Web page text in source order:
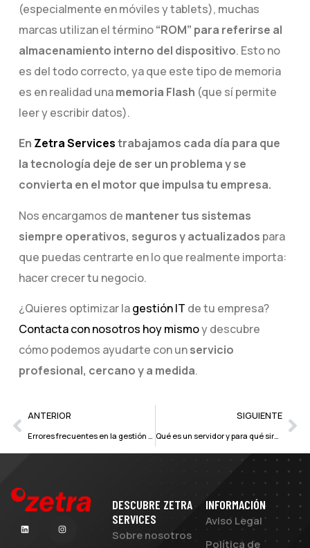
(especialmente en móviles y tablets), muchas
marcas utilizan el término“ROM” para referirse al
almacenamiento interno del dispositivo. Esto no
es del todo correcto, ya que este tipo de memoria
es en realidad unamemoria Flash (que sí permite
leer y escribir datos).
En Zetra Servicestrabajamos cada día para que
la tecnología deje de ser un problema y se
convierta en el motor que impulsa tu empresa.
Nos encargamos de mantener tus sistemas
siempre operativos, seguros y actualizados para
que puedas centrarte en lo que realmente importa:
hacer crecer tu negocio.
¿Quieres optimizar lagestión IT de tu empresa?
Contacta con nosotros hoy mismoy descubre
cómo podemos ayudarte con unservicio
profesional, cercano y a medida.
ANTERIOR SIGUIENTE
Qué es un servidor y para qué sirve en una empresa
DESCUBRE ZETRA
SERVICES
Sobre nosotros
INFORMACIÓN
Aviso Legal
Política de